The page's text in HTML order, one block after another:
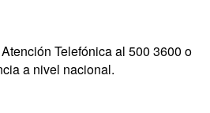
Telefónica al 500 3600 o
a nivel nacional.